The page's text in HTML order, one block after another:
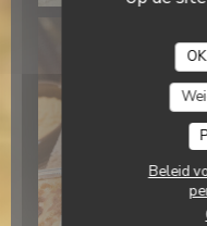
Beleid